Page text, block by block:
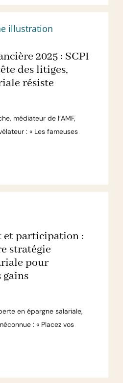
2025 : SCPI
des litiges,
résiste
médiateur de l’AMF,
: « Les fameuses
et participation :
stratégie
pour
gains
en épargne salariale,
: « Placez vos